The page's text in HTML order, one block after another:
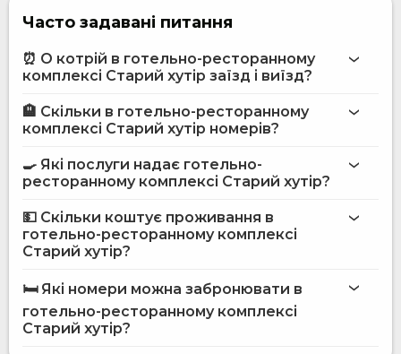
Часто задавані питання
⏰ О котрій в готельно-ресторанному
комплексі Старий хутір заїзд і виїзд?
Більше інформації про Готельно-ресторанний
комплекс Старий хутір
🏨 Скільки в готельно-ресторанному
комплексі Старий хутір номерів?
хутір
🍳 Які послуги надає готельно-
ресторанному комплексі Старий хутір?
Інтернет
Пральня
Розміщення з тваринами
Термінал для оплати карткою
Рибна ловля
💵 Скільки коштує проживання в
готельно-ресторанному комплексі
Старий хутір?
Старий хутір
Hotels24.ua
🛏️ Які номери можна забронювати в
готельно-ресторанному комплексі
Старий хутір?